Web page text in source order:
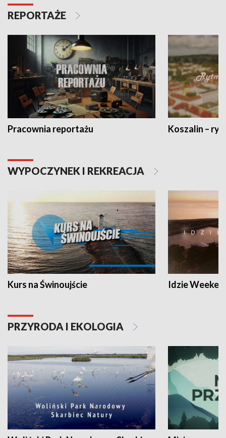
REPORTAŻE
Pracownia reportażu Koszalin –
WYPOCZYNEK I REKREACJA
Kurs na Świnoujście Idzie
PRZYRODA I EKOLOGIA